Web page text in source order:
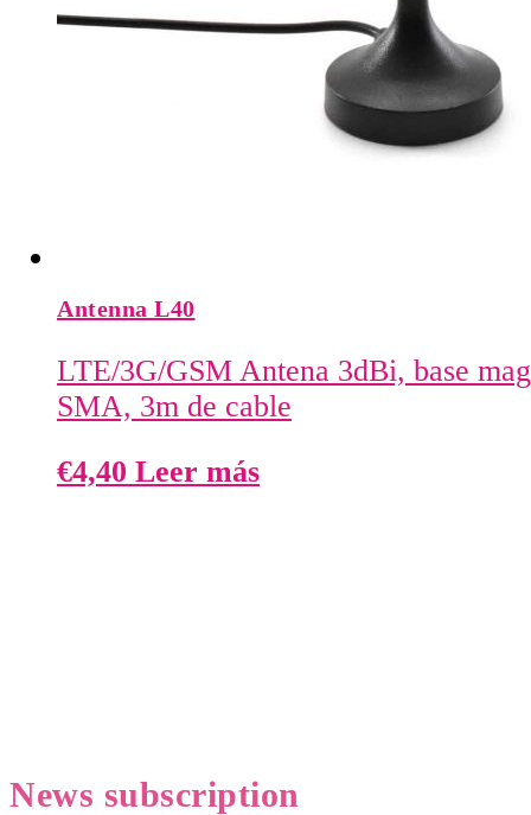
Antenna L40
LTE/3G/GSM Antena 3dBi, base
SMA, 3m de cable
€4,40 Leer más
News subscription